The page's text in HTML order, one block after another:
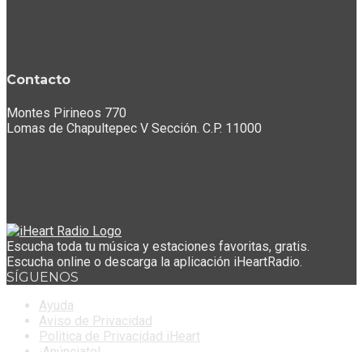
Contacto
Montes Pirineos 770
Lomas de Chapultepec V Sección. C.P. 11000
Escucha toda tu música y estaciones favoritas, gratis.
Escucha online o descarga la aplicación iHeartRadio.
SÍGUENOS
Ayuda
Aviso de Privacidad
Politica de Privacidad iHeart